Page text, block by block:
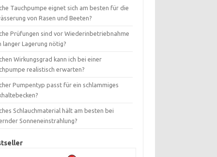
Tauchpumpe eignet sich am besten für die
von Rasen und Beeten?
Prüfungen sind vor Wiederinbetriebnahme
langer Lagerung nötig?
Wirkungsgrad kann ich bei einer
realistisch erwarten?
Pumpentyp passt für ein schlammiges
Schlauchmaterial hält am besten bei
Sonneneinstrahlung?